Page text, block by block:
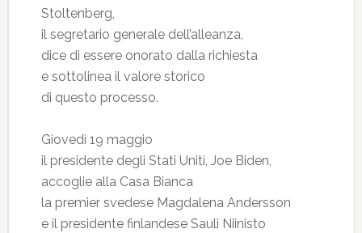
Stoltenberg,
il segretario generale dell’alleanza,
dice di essere onorato dalla richiesta
e sottolinea il valore storico
di questo processo.
Giovedì 19 maggio
il presidente degli Stati Uniti, Joe Biden,
accoglie alla Casa Bianca
la premier svedese Magdalena Andersson
e il presidente finlandese Sauli Niinisto